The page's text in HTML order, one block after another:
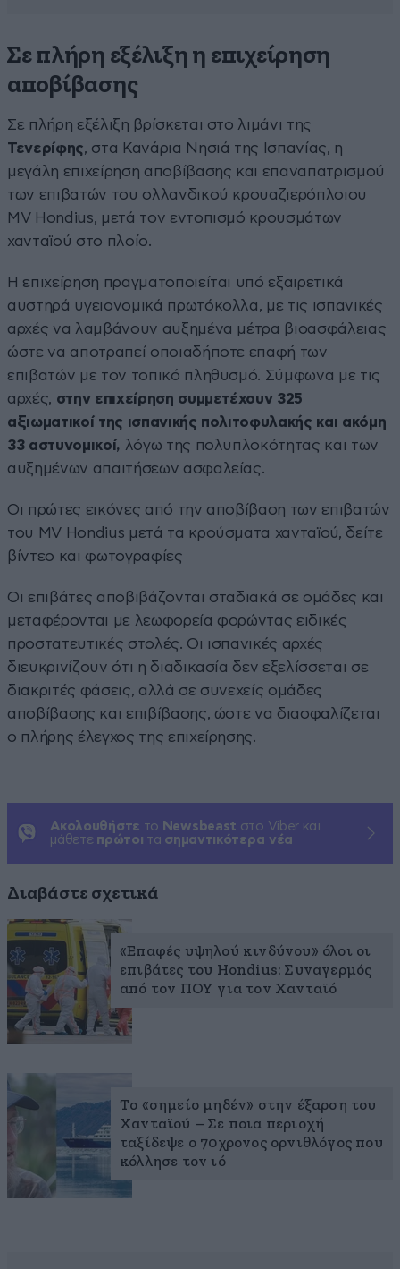
Σε πλήρη εξέλιξη η επιχείρηση
αποβίβασης
Σε πλήρη εξέλιξη βρίσκεται στο λιμάνι της
Τενερίφης, στα Κανάρια Νησιά της Ισπανίας, η
μεγάλη επιχείρηση αποβίβασης και επαναπατρισμού
των επιβατών του ολλανδικού κρουαζιερόπλοιου
MV Hondius, μετά τον εντοπισμό κρουσμάτων
χανταϊού στο πλοίο.
Η επιχείρηση πραγματοποιείται υπό εξαιρετικά
αυστηρά υγειονομικά πρωτόκολλα, με τις ισπανικές
αρχές να λαμβάνουν αυξημένα μέτρα βιοασφάλειας
ώστε να αποτραπεί οποιαδήποτε επαφή των
επιβατών με τον τοπικό πληθυσμό. Σύμφωνα με τις
αρχές, στην επιχείρηση συμμετέχουν 325
αξιωματικοί της ισπανικής πολιτοφυλακής και ακόμη
33 αστυνομικοί, λόγω της πολυπλοκότητας και των
αυξημένων απαιτήσεων ασφαλείας.
Οι πρώτες εικόνες από την αποβίβαση των επιβατών
του MV Hondius μετά τα κρούσματα χανταϊού, δείτε
βίντεο και φωτογραφίες
Οι επιβάτες αποβιβάζονται σταδιακά σε ομάδες και
μεταφέρονται με λεωφορεία φορώντας ειδικές
προστατευτικές στολές. Οι ισπανικές αρχές
διευκρινίζουν ότι η διαδικασία δεν εξελίσσεται σε
διακριτές φάσεις, αλλά σε συνεχείς ομάδες
αποβίβασης και επιβίβασης, ώστε να διασφαλίζεται
ο πλήρης έλεγχος της επιχείρησης.
Ακολουθήστε το Newsbeast στο Viber και
μάθετε πρώτοι τα σημαντικότερα νέα
Διαβάστε σχετικά
«Επαφές υψηλού κινδύνου» όλοι οι
επιβάτες του Hondius: Συναγερμός
από τον ΠΟΥ για τον Χανταϊό
Το «σημείο μηδέν» στην έξαρση του
Χανταϊού – Σε ποια περιοχή
ταξίδεψε ο 70χρονος ορνιθλόγος που
κόλλησε τον ιό